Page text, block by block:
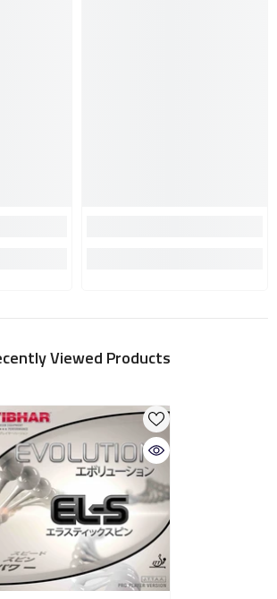
Viewed Products